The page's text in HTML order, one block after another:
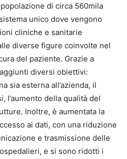
di circa 560mila
unico dove vengono
cliniche e sanitarie
diverse figure coinvolte nel
del paziente. Grazie a
diversi obiettivi:
sia esterna all’azienda, il
l’aumento della qualità del
Inoltre, è aumentata la
ai dati, con una riduzione
e trasmissione delle
e si sono ridotti i